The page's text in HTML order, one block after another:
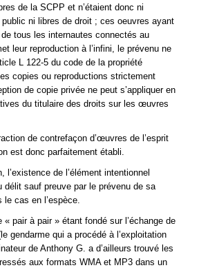
de la SCPP et n’étaient donc ni
ni libres de droit ; ces oeuvres ayant
tous les internautes connectés au
leur reproduction à l’infini, le prévenu ne
L 122-5 du code de la propriété
copies ou reproductions strictement
de copie privée ne peut s’appliquer en
du titulaire des droits sur les œuvres
de contrefaçon d’œuvres de l’esprit
est donc parfaitement établi.
l’existence de l’élément intentionnel
délit sauf preuve par le prévenu de sa
le cas en l’espèce.
pair à pair » étant fondé sur l’échange de
gendarme qui a procédé à l’exploitation
de Anthony G. a d’ailleurs trouvé les
aux formats WMA et MP3 dans un